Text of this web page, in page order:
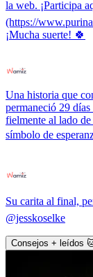
la web. ¡Participa
(https://
¡Mucha suerte! 🍀
Una historia que
permaneció 29
fielmente al lado
símbolo de
Su carita al final,
@jesskoselke
Consejos + leídos